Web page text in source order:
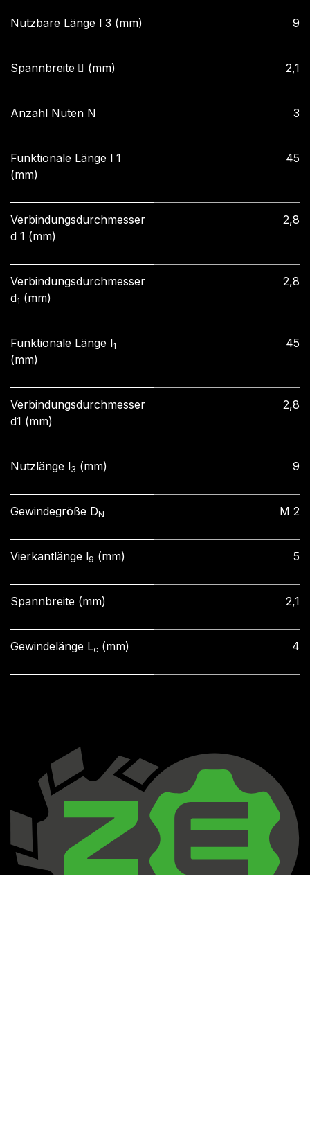
Nutzbare Länge l 3 (mm) 9
Spannbreite ⃞ (mm) 2,1
Anzahl Nuten N 3
Funktionale Länge l 1
(mm)
45
Verbindungsdurchmesser
d 1 (mm)
2,8
Verbindungsdurchmesser
d1 (mm)
2,8
Funktionale Länge l1
(mm)
45
Verbindungsdurchmesser
d1 (mm)
2,8
Nutzlänge l3 (mm) 9
Gewindegröße DN M 2
Vierkantlänge l9 (mm) 5
Spannbreite (mm) 2,1
Gewindelänge Lc (mm) 4